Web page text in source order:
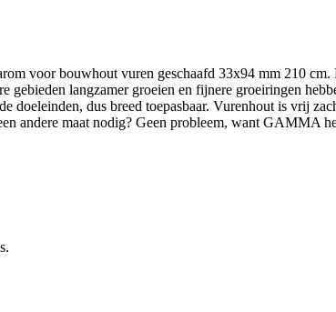
voor bouwhout vuren geschaafd 33x94 mm 210
gebieden langzamer groeien en fijnere groeiringen
dus breed toepasbaar. Vurenhout is vrij
andere maat nodig? Geen probleem, want GAMMA